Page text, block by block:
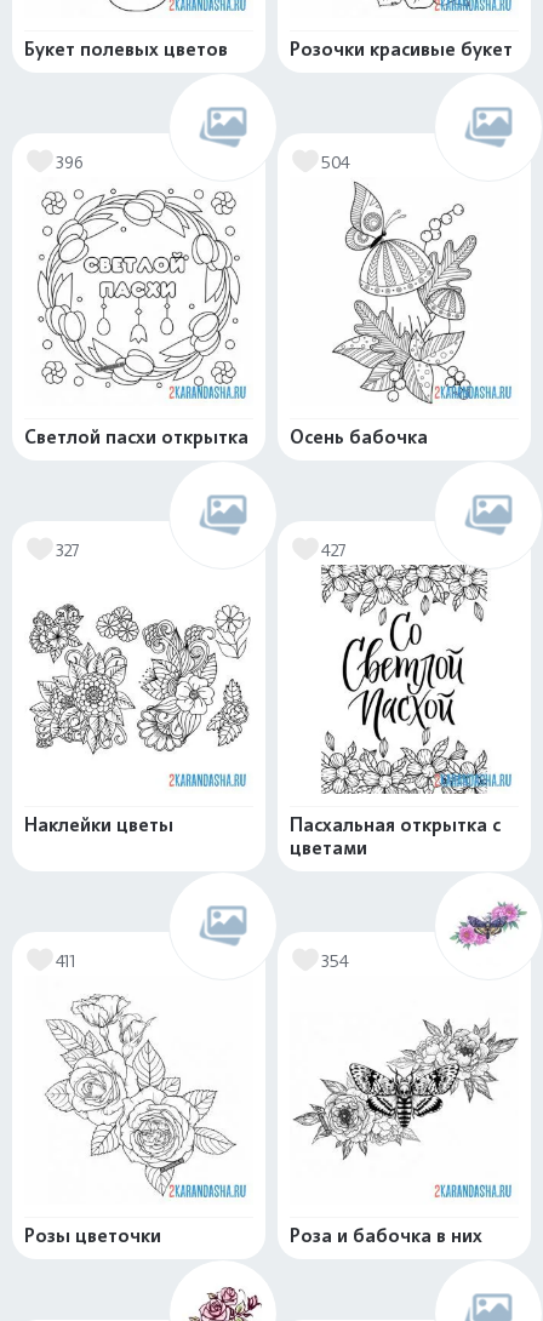
Букет полевых цветов Розочки красивые букет
396
Светлой пасхи открытка
504
Осень бабочка
327
Наклейки цветы
427
Пасхальная открытка с
цветами
411
Розы цветочки
354
Роза и бабочка в них